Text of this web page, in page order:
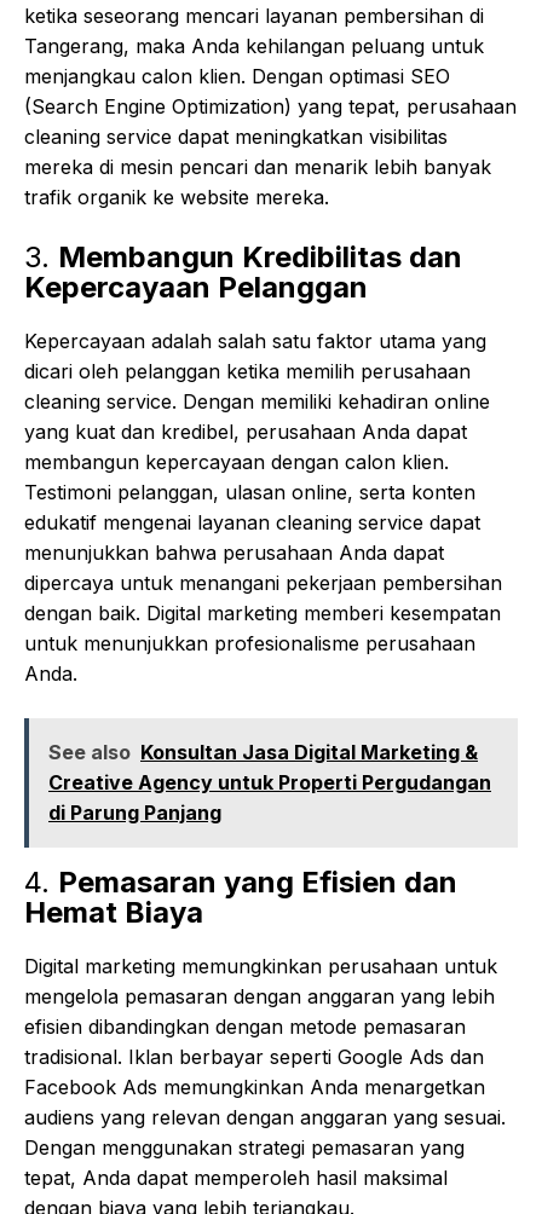
ketika seseorang mencari layanan pembersihan di
Tangerang, maka Anda kehilangan peluang untuk
menjangkau calon klien. Dengan optimasi SEO
(Search Engine Optimization) yang tepat, perusahaan
cleaning service dapat meningkatkan visibilitas
mereka di mesin pencari dan menarik lebih banyak
trafik organik ke website mereka.
3. Membangun Kredibilitas dan
Kepercayaan Pelanggan
Kepercayaan adalah salah satu faktor utama yang
dicari oleh pelanggan ketika memilih perusahaan
cleaning service. Dengan memiliki kehadiran online
yang kuat dan kredibel, perusahaan Anda dapat
membangun kepercayaan dengan calon klien.
Testimoni pelanggan, ulasan online, serta konten
edukatif mengenai layanan cleaning service dapat
menunjukkan bahwa perusahaan Anda dapat
dipercaya untuk menangani pekerjaan pembersihan
dengan baik. Digital marketing memberi kesempatan
untuk menunjukkan profesionalisme perusahaan
Anda.
See also Konsultan Jasa Digital Marketing &
Creative Agency untuk Properti Pergudangan
di Parung Panjang
4. Pemasaran yang Efisien dan
Hemat Biaya
Digital marketing memungkinkan perusahaan untuk
mengelola pemasaran dengan anggaran yang lebih
efisien dibandingkan dengan metode pemasaran
tradisional. Iklan berbayar seperti Google Ads dan
Facebook Ads memungkinkan Anda menargetkan
audiens yang relevan dengan anggaran yang sesuai.
Dengan menggunakan strategi pemasaran yang
tepat, Anda dapat memperoleh hasil maksimal
dengan biaya yang lebih terjangkau.